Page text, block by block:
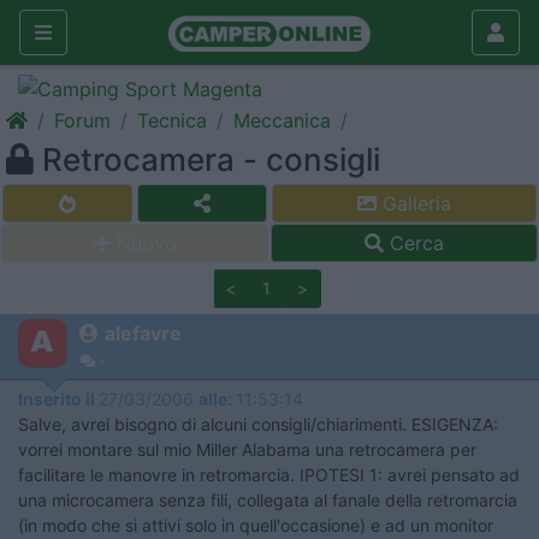
Forum Tecnica Meccanica
Retrocamera - consigli
Galleria
Cerca
< 1 >
alefavre
Inserito il 27/03/2006 alle: 11:53:14
Salve, avrei bisogno di alcuni consigli/chiarimenti. ESIGENZA:
vorrei montare sul mio Miller Alabama una retrocamera per
facilitare le manovre in retromarcia. IPOTESI 1: avrei pensato ad
una microcamera senza fili, collegata al fanale della retromarcia
(in modo che si attivi solo in quell'occasione) e ad un monitor